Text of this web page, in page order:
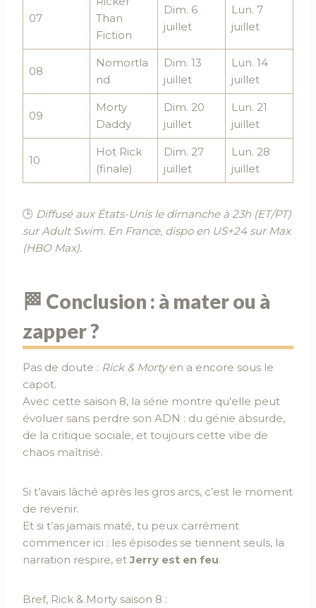
07
Than
Fiction
Dim. 6
juillet
Lun. 7
juillet
08
Nomortla
nd
Dim. 13
juillet
Lun. 14
juillet
09
Morty
Daddy
Dim. 20
juillet
Lun. 21
juillet
10
Hot Rick
(finale)
Dim. 27
juillet
Lun. 28
juillet
🕒 Diffusé aux États-Unis le dimanche à 23h (ET/PT)
sur Adult Swim. En France, dispo en US+24 sur Max
(HBO Max).
🏁 Conclusion : à mater ou à
zapper ?
Pas de doute : Rick & Mortyen a encore sous le
capot.
Avec cette saison 8, la série montre qu’elle peut
évoluer sans perdre son ADN : du génie absurde,
de la critique sociale, et toujours cette vibe de
chaos maîtrisé.
Si t’avais lâché après les gros arcs, c’est le moment
de revenir.
Et si t’as jamais maté, tu peux carrément
commencer ici : les épisodes se tiennent seuls, la
narration respire, etJerry est en feu.
Bref, Rick & Morty saison 8 :